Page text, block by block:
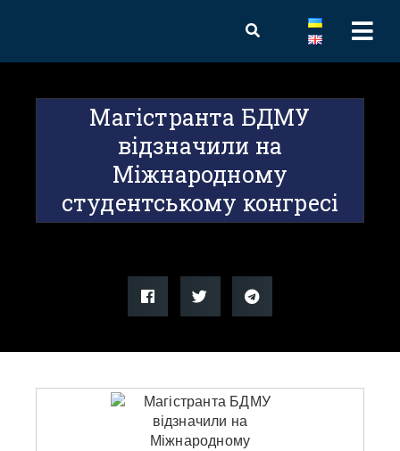
Магістранта БДМУ
відзначили на
Міжнародному
студентському конгресі